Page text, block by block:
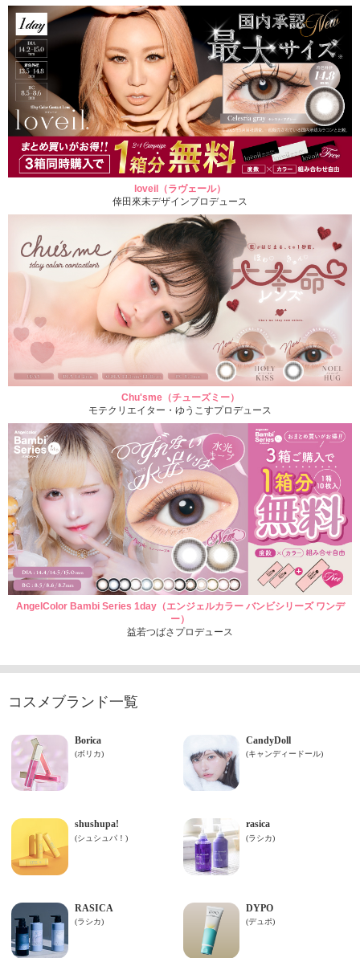
loveil（ラヴェール）
倖田來未デザインプロデュース
Chu'sme（チューズミー）
モテクリエイター・ゆうこすプロデュース
AngelColor Bambi Series 1day（エンジェルカラー バンビシリーズ ワンデ
ー）
益若つばさプロデュース
コスメブランド一覧